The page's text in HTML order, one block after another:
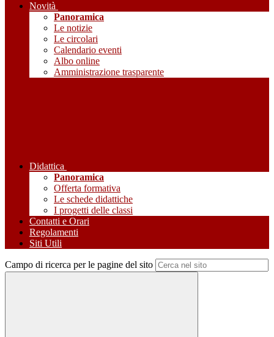
Novità
Panoramica
Le notizie
Le circolari
Calendario eventi
Albo online
Amministrazione trasparente
Didattica
Panoramica
Offerta formativa
Le schede didattiche
I progetti delle classi
Contatti e Orari
Regolamenti
Siti Utili
Campo di ricerca per le pagine del sito